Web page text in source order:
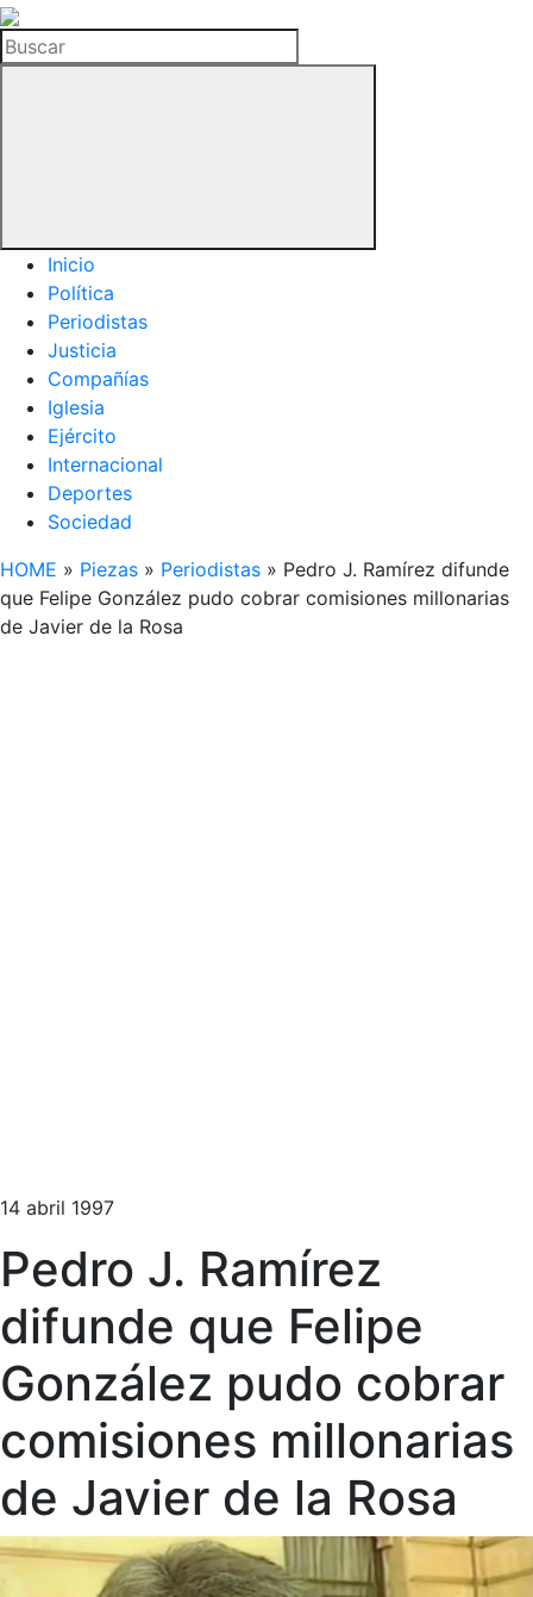
La
Hemeroteca
del
Buscar
Inicio
Política
Periodistas
Justicia
Compañías
Iglesia
Ejército
Internacional
Deportes
Sociedad
HOME » Piezas » Periodistas » Pedro J. Ramírez difunde
que Felipe González pudo cobrar comisiones millonarias
de Javier de la Rosa
14 abril 1997
Pedro J. Ramírez
difunde que Felipe
González pudo cobrar
comisiones millonarias
de Javier de la Rosa